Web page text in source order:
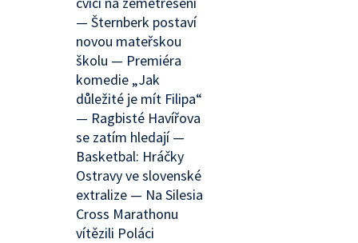
— Šternberk postaví
novou mateřskou
školu — Premiéra
komedie „Jak
důležité je mít Filipa“
— Ragbisté Havířova
se zatím hledají —
Basketbal: Hráčky
Ostravy ve slovenské
extralize — Na Silesia
Cross Marathonu
vítězili Poláci